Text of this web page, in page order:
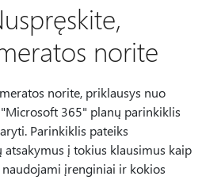
norite
norite, priklausys nuo
365" planų parinkiklis
Parinkiklis pateiks
atsakymus į tokius klausimus kaip
įrenginiai ir kokios